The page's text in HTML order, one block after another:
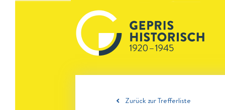
Zurück zur Trefferliste